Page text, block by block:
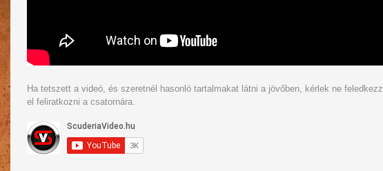
Ha tetszett a videó, és szeretnél hasonló tartalmakat látni a jövőben, kérlek ne feledkezz
el feliratkozni a csatornára.